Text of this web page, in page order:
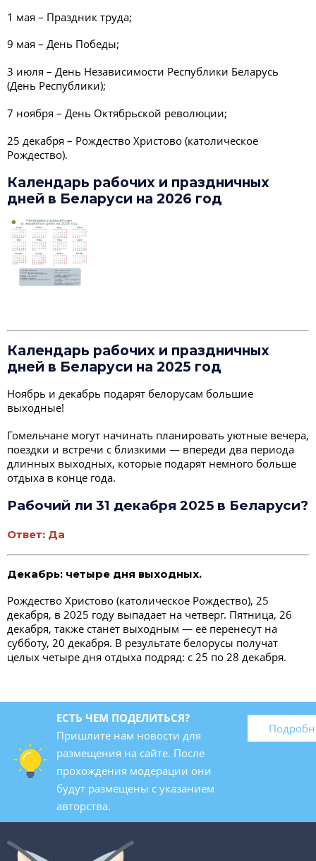
1 мая – Праздник труда;
9 мая – День Победы;
3 июля – День Независимости Республики Беларусь
(День Республики);
7 ноября – День Октябрьской революции;
25 декабря – Рождество Христово (католическое
Рождество).
Календарь рабочих и праздничных
дней в Беларуси на 2026 год
Календарь рабочих и праздничных
дней в Беларуси на 2025 год
Ноябрь и декабрь подарят белорусам большие
выходные!
Гомельчане могут начинать планировать уютные вечера,
поездки и встречи с близкими — впереди два периода
длинных выходных, которые подарят немного больше
отдыха в конце года.
Рабочий ли 31 декабря 2025 в Беларуси?
Ответ: Да
Декабрь: четыре дня выходных.
Рождество Христово (католическое Рождество), 25
декабря, в 2025 году выпадает на четверг. Пятница, 26
декабря, также станет выходным — её перенесут на
субботу, 20 декабря. В результате белорусы получат
целых четыре дня отдыха подряд: с 25 по 28 декабря.
ЕСТЬ ЧЕМ ПОДЕЛИТЬСЯ?
Пришлите нам новости для
размещения на сайте. После
прохождения модерации они
будут размещены с указанием
авторства.